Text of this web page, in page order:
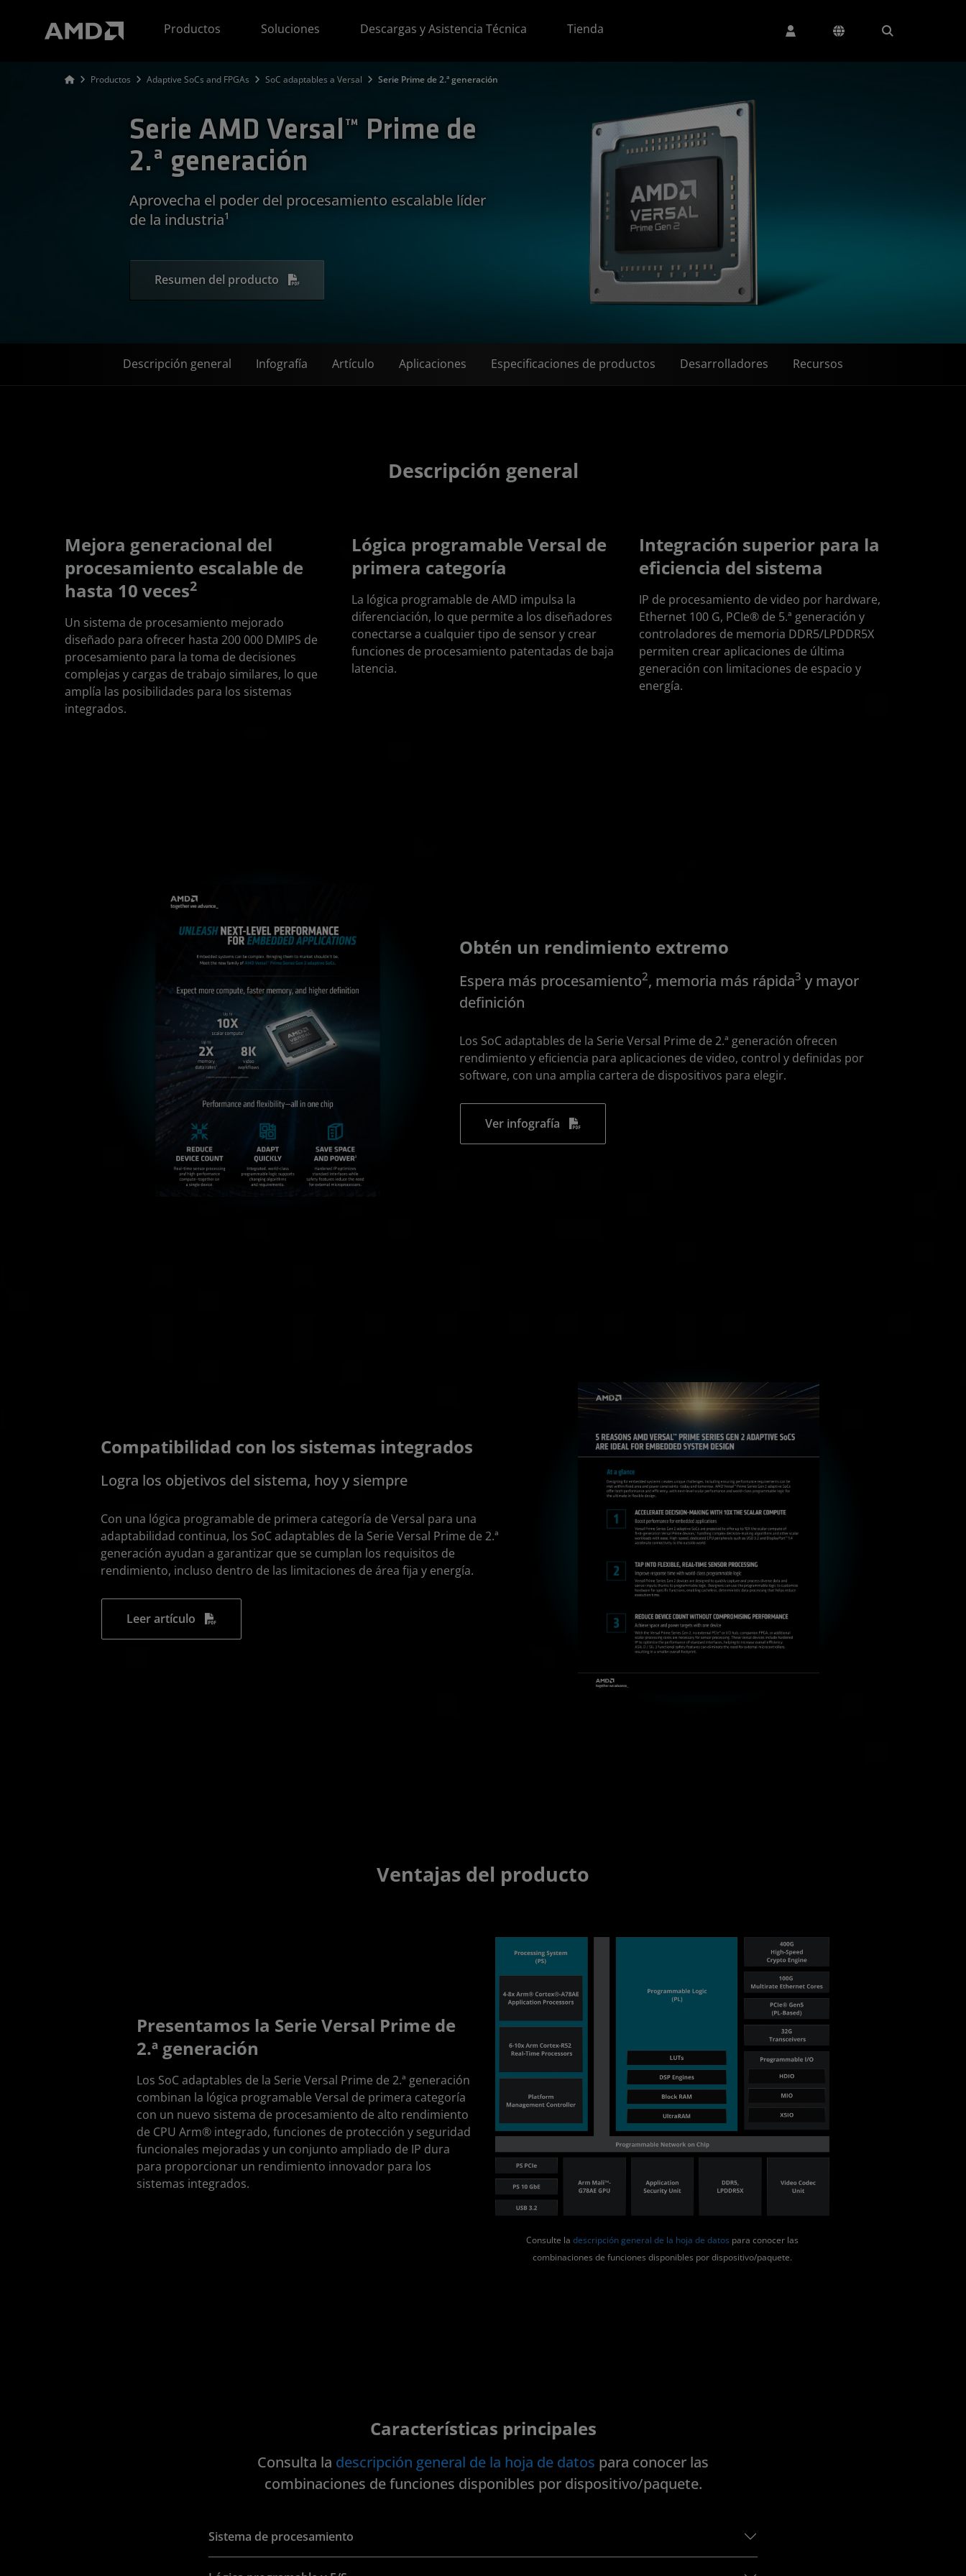
Productos
Soluciones Descargas y Asistencia Técnica Tienda
Productos Adaptive SoCs and FPGAs SoC adaptables a Versal Serie Prime de 2.ª generación
Serie AMD Versal™ Prime de
2.ª generación
Aprovecha el poder del procesamiento escalable líder
de la industria¹
Resumen del producto
Descripción general Infografía Artículo Aplicaciones Especificaciones de productos Desarrolladores Recursos
Descripción general
Mejora generacional del
procesamiento escalable de
hasta 10 veces2
Un sistema de procesamiento mejorado
diseñado para ofrecer hasta 200 000 DMIPS de
procesamiento para la toma de decisiones
complejas y cargas de trabajo similares, lo que
amplía las posibilidades para los sistemas
integrados.
Lógica programable Versal de
primera categoría
La lógica programable de AMD impulsa la
diferenciación, lo que permite a los diseñadores
conectarse a cualquier tipo de sensor y crear
funciones de procesamiento patentadas de baja
latencia.
Integración superior para la
eficiencia del sistema
IP de procesamiento de video por hardware,
Ethernet 100 G, PCIe® de 5.ª generación y
controladores de memoria DDR5/LPDDR5X
permiten crear aplicaciones de última
generación con limitaciones de espacio y
energía.
Obtén un rendimiento extremo
Espera más procesamiento2, memoria más rápida3 y mayor
definición
Los SoC adaptables de la Serie Versal Prime de 2.ª generación ofrecen
rendimiento y eficiencia para aplicaciones de video, control y definidas por
software, con una amplia cartera de dispositivos para elegir.
Ver infografía
Compatibilidad con los sistemas integrados
Logra los objetivos del sistema, hoy y siempre
Con una lógica programable de primera categoría de Versal para una
adaptabilidad continua, los SoC adaptables de la Serie Versal Prime de 2.ª
generación ayudan a garantizar que se cumplan los requisitos de
rendimiento, incluso dentro de las limitaciones de área fija y energía.
Leer artículo
Ventajas del producto
Presentamos la Serie Versal Prime de
2.ª generación
Los SoC adaptables de la Serie Versal Prime de 2.ª generación
combinan la lógica programable Versal de primera categoría
con un nuevo sistema de procesamiento de alto rendimiento
de CPU Arm® integrado, funciones de protección y seguridad
funcionales mejoradas y un conjunto ampliado de IP dura
para proporcionar un rendimiento innovador para los
sistemas integrados.
Consulte ladescripción general de la hoja de datos para conocer las
combinaciones de funciones disponibles por dispositivo/paquete.
Características principales
Consulta la descripción general de la hoja de datos para conocer las
combinaciones de funciones disponibles por dispositivo/paquete.
Sistema de procesamiento